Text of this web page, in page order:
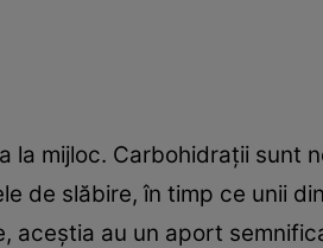
la mijloc. Carbohidraţii sunt
de slăbire, în timp ce unii
aceştia au un aport